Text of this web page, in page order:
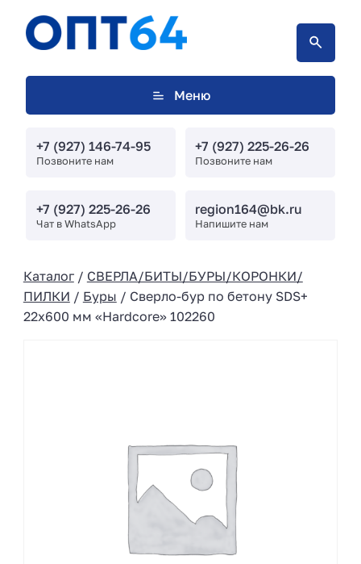
Меню
+7 (927) 146-74-95
Позвоните нам
+7 (927) 225-26-26
Позвоните нам
+7 (927) 225-26-26
Чат в WhatsApp
region164@bk.ru
Напишите нам
Каталог/ СВЕРЛА/БИТЫ/БУРЫ/КОРОНКИ/
ПИЛКИ / Буры / Сверло-бур по бетону SDS+
22х600 мм «Hardcore» 102260